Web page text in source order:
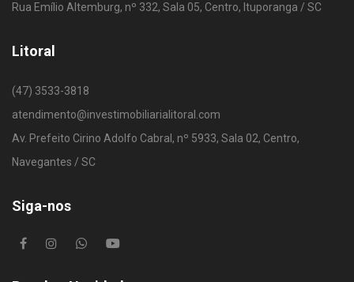
Rua Emílio Altemburg, nº 332, Sala 05, Centro, Ituporanga / SC
Litoral
(47) 3533-3818
atendimento@investimobiliarialitoral.com
Av. Prefeito Cirino Adolfo Cabral, nº 5933, Sala 02, Centro,
Navegantes / SC
Siga-nos